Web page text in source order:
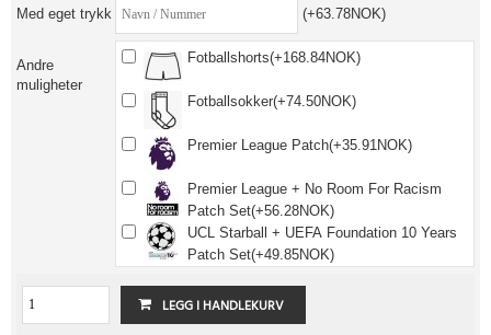
Med eget trykk (+63.78NOK)
Andre
muligheter
Fotballshorts(+168.84NOK)
Fotballsokker(+74.50NOK)
Premier League Patch(+35.91NOK)
Premier League + No Room For Racism
Patch Set(+56.28NOK)
UCL Starball + UEFA Foundation 10 Years
Patch Set(+49.85NOK)